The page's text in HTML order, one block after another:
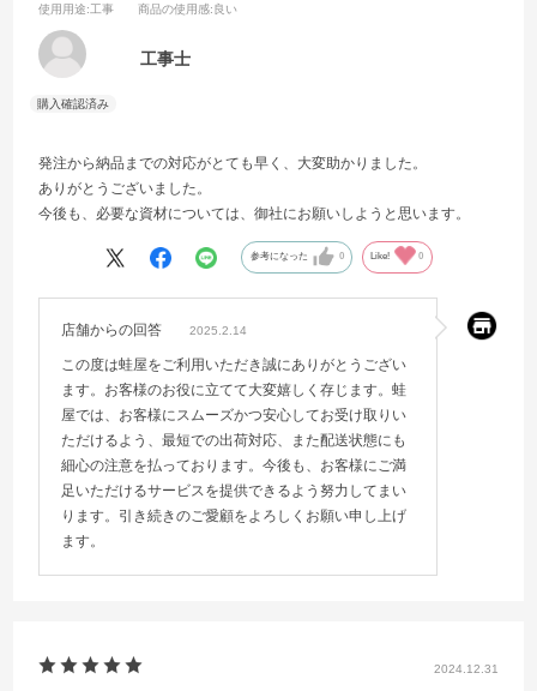
使用用途:工事 商品の使用感:良い
工事士
発注から納品までの対応がとても早く、大変助かりました。
ありがとうございました。
今後も、必要な資材については、御社にお願いしようと思います。
参考になった 0 Like! 0
店舗からの回答 2025.2.14
この度は蛙屋をご利用いただき誠にありがとうござい
ます。お客様のお役に立てて大変嬉しく存じます。蛙
屋では、お客様にスムーズかつ安心してお受け取りい
ただけるよう、最短での出荷対応、また配送状態にも
細心の注意を払っております。今後も、お客様にご満
足いただけるサービスを提供できるよう努力してまい
ります。引き続きのご愛顧をよろしくお願い申し上げ
ます。
2024.12.31